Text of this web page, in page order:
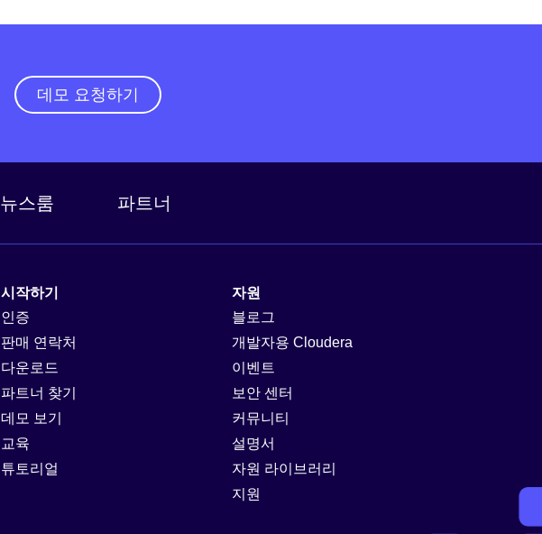
데모 요청하기
뉴스룸 파트너
시작하기
인증
판매 연락처
다운로드
파트너 찾기
데모 보기
교육
튜토리얼
자원
블로그
개발자용 Cloudera
이벤트
보안 센터
커뮤니티
설명서
자원 라이브러리
지원